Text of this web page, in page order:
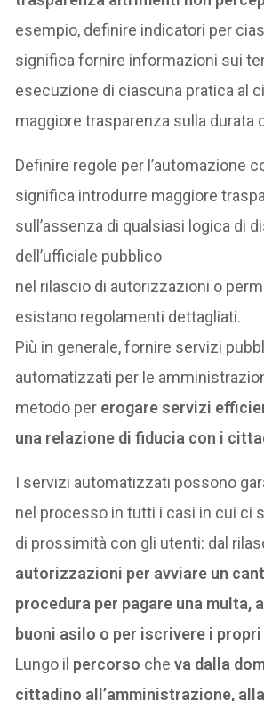
esempio, definire indicatori per
significa fornire informazioni sui
esecuzione di ciascuna pratica al
maggiore trasparenza sulla durata
Definire regole per l’automazione
significa introdurre maggiore
sull’assenza di qualsiasi logica di
dell’ufficiale pubblico
nel rilascio di autorizzazioni o
esistano regolamenti dettagliati.
Più in generale, fornire servizi
automatizzati per le
metodo per erogare servizi
una relazione di fiducia con i
I servizi automatizzati possono
nel processo in tutti i casi in cui ci
di prossimità con gli utenti: dal
autorizzazioni per avviare un
procedura per pagare una multa,
buoni asilo o per iscrivere i
Lungo il percorso che va dalla
cittadino all’amministrazione,